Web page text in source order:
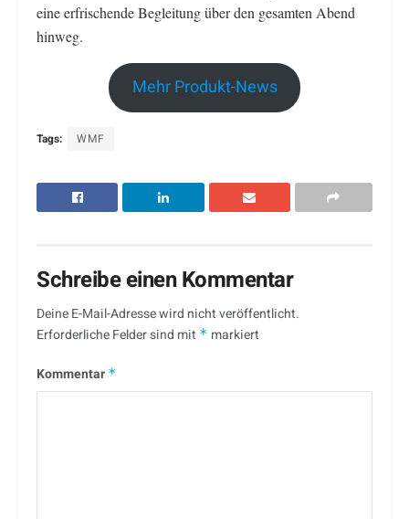
eine erfrischende Begleitung über den gesamten Abend
hinweg.
Mehr Produkt-News
Tags: WMF
Schreibe einen Kommentar
Deine E-Mail-Adresse wird nicht veröffentlicht.
Erforderliche Felder sind mit * markiert
Kommentar *